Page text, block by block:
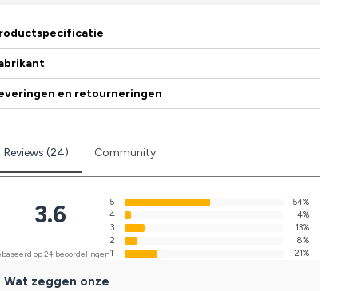
en retourneringen
Reviews (24) Community
3.6
op 24 beoordelingen
5
54%
4
4%
3
13%
2
8%
1
21%
Wat zeggen onze